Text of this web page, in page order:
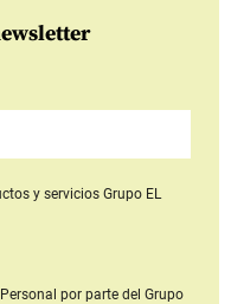
y serviciosGrupo EL
por parte del Grupo